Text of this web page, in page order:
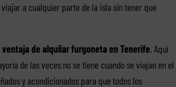
a cualquier parte de la isla sin tener que
ventaja de alquilar furgoneta en Tenerife . Aquí
de las veces no se tiene cuando se viajan en el
y acondicionados para que todos los